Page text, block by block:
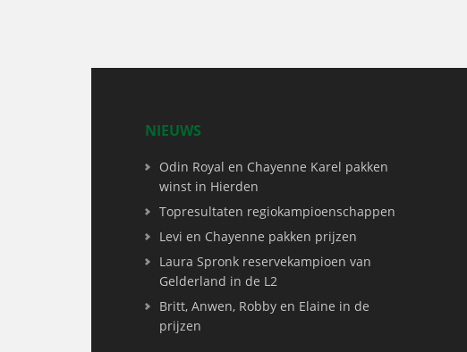
NIEUWS
Odin Royal en Chayenne Karel pakken
winst in Hierden
Topresultaten regiokampioenschappen
Levi en Chayenne pakken prijzen
Laura Spronk reservekampioen van
Gelderland in de L2
Britt, Anwen, Robby en Elaine in de
prijzen